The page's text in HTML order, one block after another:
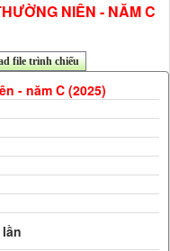
NIÊN - NĂM C
file trình chiếu
- năm C (2025)
lần